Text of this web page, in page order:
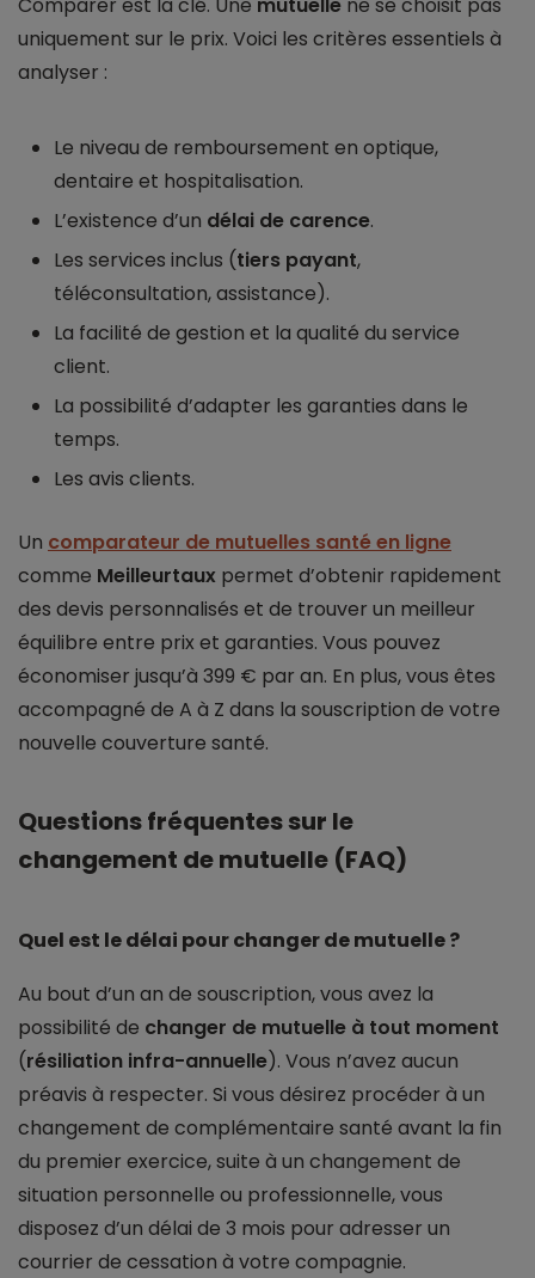
Comparer est la clé. Une mutuelle ne se choisit pas
uniquement sur le prix. Voici les critères essentiels à
analyser :
Le niveau de remboursement en optique,
dentaire et hospitalisation.
L’existence d’un délai de carence.
Les services inclus (tiers payant,
téléconsultation, assistance).
La facilité de gestion et la qualité du service
client.
La possibilité d’adapter les garanties dans le
temps.
Les avis clients.
Un comparateur de mutuelles santé en ligne
comme Meilleurtaux permet d’obtenir rapidement
des devis personnalisés et de trouver un meilleur
équilibre entre prix et garanties. Vous pouvez
économiser jusqu’à 399 € par an. En plus, vous êtes
accompagné de A à Z dans la souscription de votre
nouvelle couverture santé.
Questions fréquentes sur le
changement de mutuelle (FAQ)
Quel est le délai pour changer de mutuelle ?
Au bout d’un an de souscription, vous avez la
possibilité de changer de mutuelle à tout moment
(résiliation infra-annuelle). Vous n’avez aucun
préavis à respecter. Si vous désirez procéder à un
changement de complémentaire santé avant la fin
du premier exercice, suite à un changement de
situation personnelle ou professionnelle, vous
disposez d’un délai de 3 mois pour adresser un
courrier de cessation à votre compagnie.